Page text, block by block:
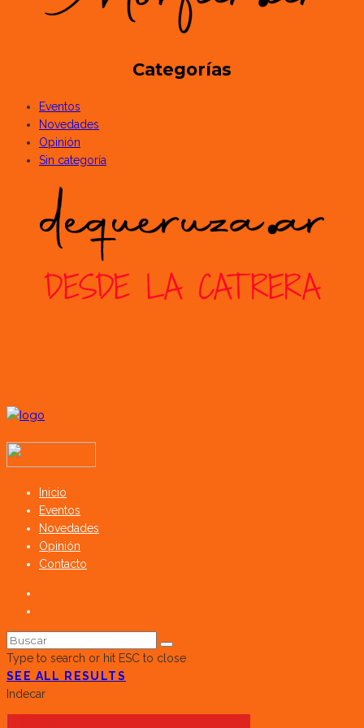
Categorías
Eventos
Novedades
Opinión
Sin categoría
Inicio
Eventos
Novedades
Opinión
Contacto
Type to search or hit ESC to close
SEE ALL RESULTS
Indecar